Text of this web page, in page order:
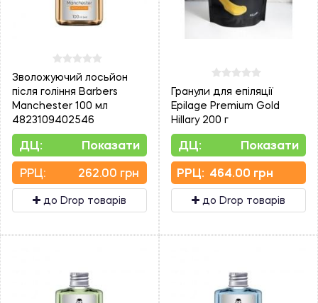
Зволожуючий лосьйон
після гоління Barbers
Manchester 100 мл
4823109402546
ДЦ: Показати
PPЦ: 262.00 грн
до Drop товарів
Гранули для епіляції
Epilage Premium Gold
Hillary 200 г
ДЦ: Показати
PPЦ: 464.00 грн
до Drop товарів